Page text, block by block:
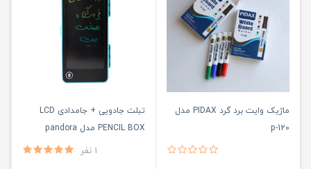
ماژیک وایت برد گرد PIDAX مدل
p-120
تبلت جادویی + جامدادی LCD
PENCIL BOX مدل pandora
1 نفر